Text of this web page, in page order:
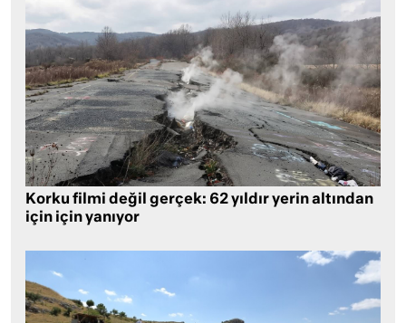
Korku filmi değil gerçek: 62 yıldır yerin altından
için için yanıyor